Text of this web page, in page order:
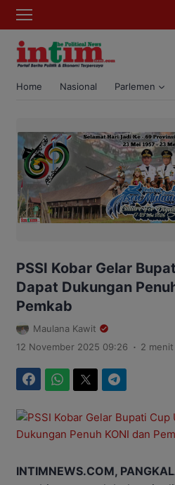
Home Nasional Parlemen
PSSI Kobar Gelar
Dapat Dukungan
Pemkab
Maulana Kawit
12 November 2025 09:26 . 2 menit
INTIMNEWS.COM,